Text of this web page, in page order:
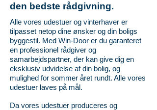
den bedste rådgivning.
Alle vores udestuer og vinterhaver er
tilpasset netop dine ønsker og din boligs
byggestil. Med Win-Door er du garanteret
en professionel rådgiver og
samarbejdspartner, der kan give dig en
eksklusiv udvidelse af din bolig, og
mulighed for sommer året rundt. Alle vores
udestuer laves på mål.
Da vores udestuer produceres og